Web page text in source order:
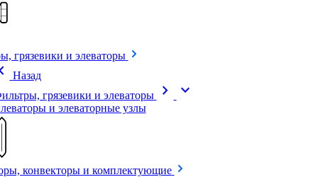
грязевики и элеваторы
Назад
грязевики и элеваторы
chevron_right expand_more
и элеваторные узлы
конвекторы и комплектующие